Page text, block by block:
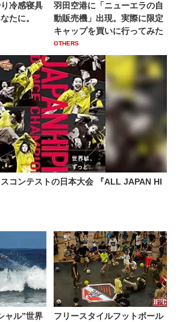
り冷感寝具
たに。
羽田空港に「ニューエラの自
動販売機」出現。実際に限定
キャップを買いに行ってみた
OTHERS
コンテストの日本大会 『ALL JAPAN HI
ャル”世界
フリースタイルフットボール